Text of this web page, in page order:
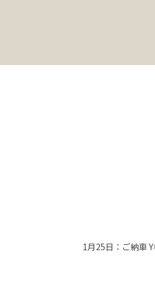
1月25日：ご納車